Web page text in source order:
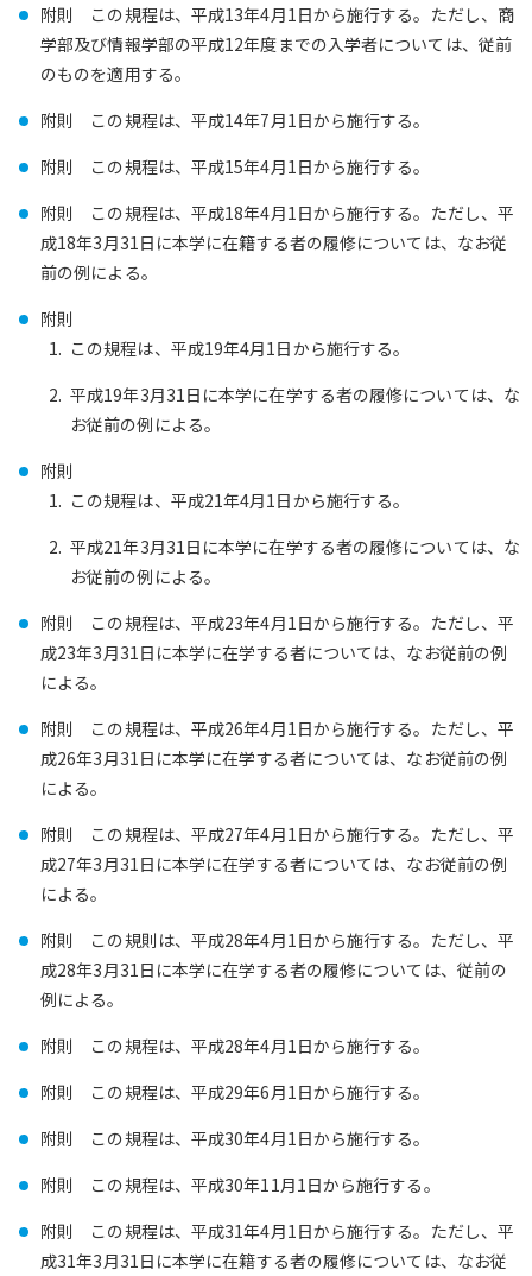
附則 この規程は、平成13年4月1日から施行する。ただし、商
学部及び情報学部の平成12年度までの入学者については、従前
のものを適用する。
附則 この規程は、平成14年7月1日から施行する。
附則 この規程は、平成15年4月1日から施行する。
附則 この規程は、平成18年4月1日から施行する。ただし、平
成18年3月31日に本学に在籍する者の履修については、なお従
前の例による。
附則
この規程は、平成19年4月1日から施行する。
平成19年3月31日に本学に在学する者の履修については、な
お従前の例による。
附則
この規程は、平成21年4月1日から施行する。
平成21年3月31日に本学に在学する者の履修については、な
お従前の例による。
附則 この規程は、平成23年4月1日から施行する。ただし、平
成23年3月31日に本学に在学する者については、なお従前の例
による。
附則 この規程は、平成26年4月1日から施行する。ただし、平
成26年3月31日に本学に在学する者については、なお従前の例
による。
附則 この規程は、平成27年4月1日から施行する。ただし、平
成27年3月31日に本学に在学する者については、なお従前の例
による。
附則 この規則は、平成28年4月1日から施行する。ただし、平
成28年3月31日に本学に在学する者の履修については、従前の
例による。
附則 この規程は、平成28年4月1日から施行する。
附則 この規程は、平成29年6月1日から施行する。
附則 この規程は、平成30年4月1日から施行する。
附則 この規程は、平成30年11月1日から施行する。
附則 この規程は、平成31年4月1日から施行する。ただし、平
成31年3月31日に本学に在籍する者の履修については、なお従